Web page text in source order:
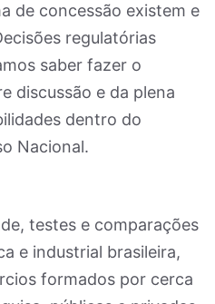
de concessão existem e
regulatórias
saber fazer o
discussão e da plena
dentro do
Nacional.
testes e comparações
e industrial brasileira,
formados por cerca